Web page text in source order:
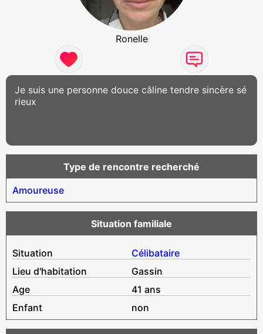
Ronelle
Je suis une personne douce câline tendre sincère sé
rieux
Type de rencontre recherché
Amoureuse
Situation familiale
Situation
Célibataire
Lieu d'habitation
Gassin
Age
41 ans
Enfant
non